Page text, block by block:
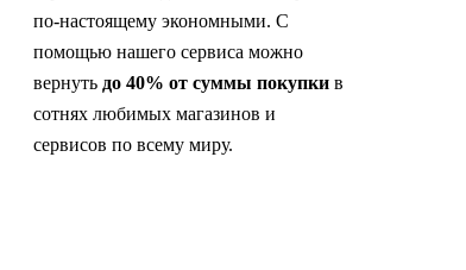
по-настоящему экономными. С
помощью нашего сервиса можно
вернуть до 40% от суммы покупкив
сотнях любимых магазинов и
сервисов по всему миру.